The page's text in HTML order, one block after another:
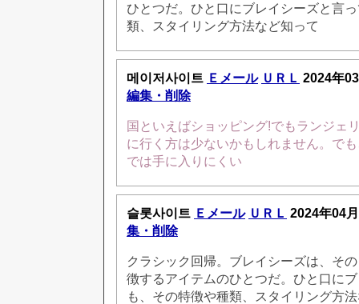
ひとつだ。ひと口にブレイシーズと言
類、スタイリング方法など知って
메이저사이트 Ｅメール ＵＲＬ 2024年
編集・削除
国といえばショッピング!でもランジェ
に行く方は少ないかもしれません。で
では手に入りにくい
슬롯사이트 Ｅメール ＵＲＬ 2024年04
集・削除
クラシック回帰。ブレイシーズは、そ
徴するアイテムのひとつだ。ひと口に
も、その特徴や種類、スタイリング方